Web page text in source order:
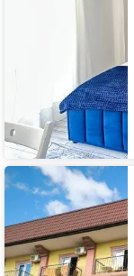
Гостевой
дом
Олимпия
на
Ивовом
переулке